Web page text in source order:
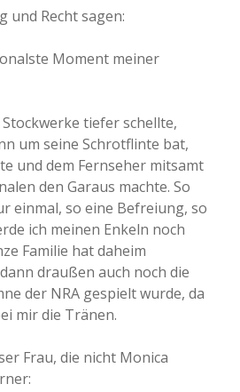
und Recht sagen:
Moment meiner
tiefer schellte,
um seine Schrotflinte bat,
und dem Fernseher mitsamt
den Garaus machte. So
einmal, so eine Befreiung, so
ich meinen Enkeln noch
Familie hat daheim
draußen auch noch die
der NRA gespielt wurde, da
mir die Tränen.
Frau, die nicht Monica